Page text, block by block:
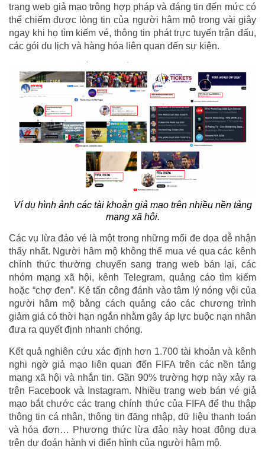
trang web giả mạo trông hợp pháp và đáng tin đến mức có
thể chiếm được lòng tin của người hâm mộ trong vài giây
ngay khi họ tìm kiếm vé, thông tin phát trực tuyến trận đấu,
các gói du lịch và hàng hóa liên quan đến sự kiện.
Ví dụ hình ảnh các tài khoản giả mạo trên nhiều nền tảng
mạng xã hội.
Các vụ lừa đảo vé là một trong những mối đe dọa dễ nhận
thấy nhất. Người hâm mộ không thể mua vé qua các kênh
chính thức thường chuyển sang trang web bán lại, các
nhóm mạng xã hội, kênh Telegram, quảng cáo tìm kiếm
hoặc “chợ đen”. Kẻ tấn công đánh vào tâm lý nóng vội của
người hâm mộ bằng cách quảng cáo các chương trình
giảm giá có thời hạn ngắn nhằm gây áp lực buộc nạn nhân
đưa ra quyết định nhanh chóng.
Kết quả nghiên cứu xác định hơn 1.700 tài khoản và kênh
nghi ngờ giả mạo liên quan đến FIFA trên các nền tảng
mạng xã hội và nhắn tin. Gần 90% trường hợp này xảy ra
trên Facebook và Instagram. Nhiều trang web bán vé giả
mạo bắt chước các trang chính thức của FIFA để thu thập
thông tin cá nhân, thông tin đăng nhập, dữ liệu thanh toán
và hóa đơn… Phương thức lừa đảo này hoạt động dựa
trên dự đoán hành vi điển hình của người hâm mộ.